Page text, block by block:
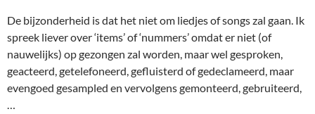
De bijzonderheid is dat het niet om liedjes of songs zal gaan. Ik
spreek liever over ‘items’ of ‘nummers’ omdat er niet (of
nauwelijks) op gezongen zal worden, maar wel gesproken,
geacteerd, getelefoneerd, gefluisterd of gedeclameerd, maar
evengoed gesampled en vervolgens gemonteerd, gebruiteerd,